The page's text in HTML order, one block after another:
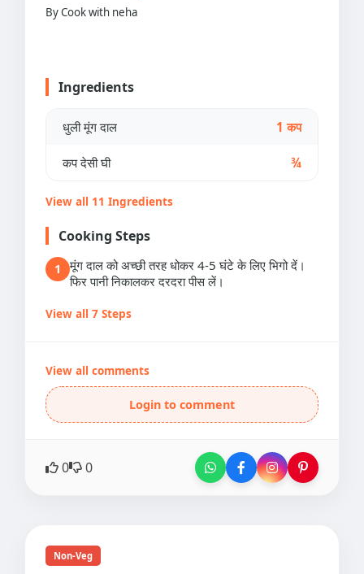
By Cook with neha
Ingredients
धुली मूंग दाल 1 कप
कप देसी घी ¾
View all 11 Ingredients
Cooking Steps
1
मूंग दाल को अच्छी तरह धोकर 4-5 घंटे के लिए भिगो दें।
फिर पानी निकालकर दरदरा पीस लें।
View all 7 Steps
View all comments
Login to comment
0 0
Non-Veg